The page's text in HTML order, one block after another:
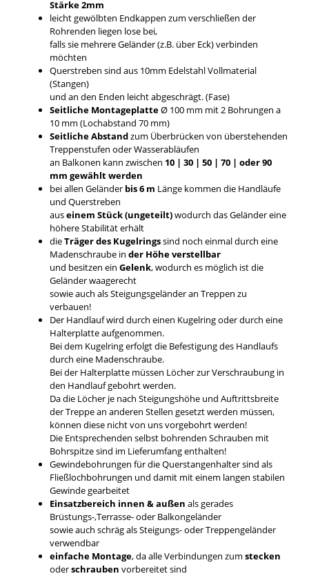
Stärke 2mm
leicht gewölbten Endkappen zum verschließen der
Rohrenden liegen lose bei,
falls sie mehrere Geländer (z.B. über Eck) verbinden
möchten
Querstreben sind aus 10mm Edelstahl Vollmaterial
(Stangen)
und an den Enden leicht abgeschrägt. (Fase)
Seitliche MontageplatteØ 100 mm mit 2 Bohrungen a
10 mm (Lochabstand 70 mm)
Seitliche Abstandzum Überbrücken von überstehenden
Treppenstufen oder Wasserabläufen
an Balkonen kann zwischen 10 | 30 | 50 | 70 | oder 90
mm gewählt werden
bei allen Geländer bis 6 m Länge kommen die Handläufe
und Querstreben
auseinem Stück (ungeteilt)wodurch das Geländer eine
höhere Stabilität erhält
dieTräger des Kugelringssind noch einmal durch eine
Madenschraube in der Höhe verstellbar
und besitzen ein Gelenk, wodurch es möglich ist die
Geländer waagerecht
sowie auch als Steigungsgeländer an Treppen zu
verbauen!
Der Handlauf wird durch einen Kugelring oder durch eine
Halterplatte aufgenommen.
Bei dem Kugelring erfolgt die Befestigung des Handlaufs
durch eine Madenschraube.
Bei der Halterplatte müssen Löcher zur Verschraubung in
den Handlauf gebohrt werden.
Da die Löcher je nach Steigungshöhe und Auftrittsbreite
der Treppe an anderen Stellen gesetzt werden müssen,
können diese nicht von uns vorgebohrt werden!
Die Entsprechenden selbst bohrenden Schrauben mit
Bohrspitze sind im Lieferumfang enthalten!
Gewindebohrungen für die Querstangenhalter sind als
Fließlochbohrungen und damit mit einem langen stabilen
Gewinde gearbeitet
Einsatzbereich innen & außen als gerades
Brüstungs-,Terrasse- oder Balkongeländer
sowie auch schräg als Steigungs- oder Treppengeländer
verwendbar
einfache Montage, da alle Verbindungen zum stecken
oderschrauben vorbereitet sind